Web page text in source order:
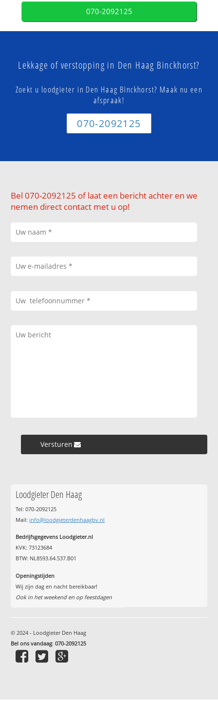
070-2092125
Lekkage of verstopping in Den Haag Binckhorst?
Zoekt u loodgieter in Den Haag Binckhorst? Maak nu een
afspraak!
070-2092125
Bel 070-2092125 of laat een bericht achter en we
nemen direct contact met u op!
Versturen »
Loodgieter Den Haag
Tel: 070-2092125
Mail: info@loodgieterdenhaagbv.nl
Bedrijfsgegevens Loodgieter.nl
KVK: 73123684
BTW: NL8593.64.537.B01
Openingstijden
Wij zijn dag en nacht bereikbaar!
Ook in het weekend en op feestdagen
© 2024 - Loodgieter Den Haag
Bel ons vandaag:070-2092125